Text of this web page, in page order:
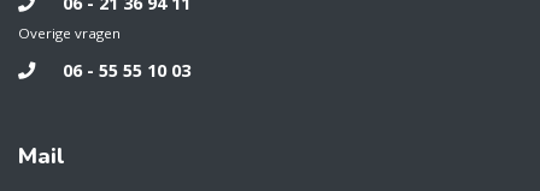
Overige vragen
06 - 55 55 10 03
Mail